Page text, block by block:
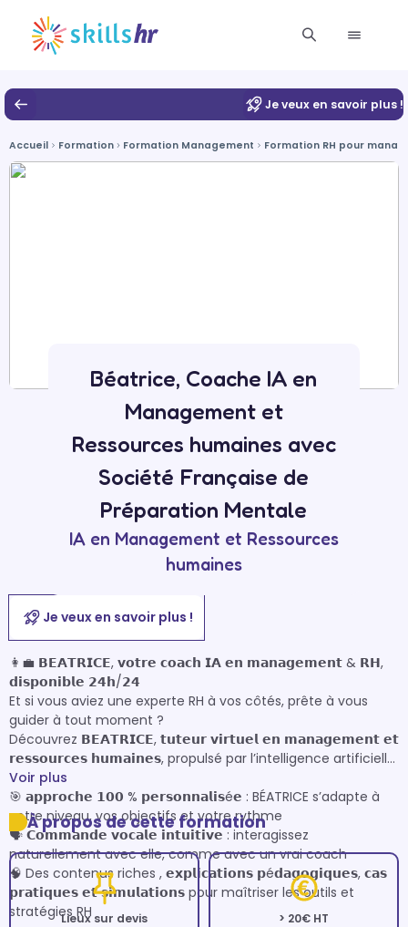
Je veux en savoir plus !
Accueil Formation Formation Management Formation RH pour
Béatrice, Coache IA en
Management et
Ressources humaines avec
Société Française de
Préparation Mentale
IA en Management et Ressources
humaines
Je veux en savoir plus !
👩‍💼 𝗕𝗘𝗔𝗧𝗥𝗜𝗖𝗘, 𝘃𝗼𝘁𝗿𝗲 𝗰𝗼𝗮𝗰𝗵 𝗜𝗔 𝗲𝗻 𝗺𝗮𝗻𝗮𝗴𝗲𝗺𝗲𝗻𝘁 & 𝗥𝗛,
𝗱𝗶𝘀𝗽𝗼𝗻𝗶𝗯𝗹𝗲 𝟮𝟰𝗵/𝟮𝟰
Et si vous aviez une experte RH à vos côtés, prête à vous
guider à tout moment ?
Découvrez 𝗕𝗘𝗔𝗧𝗥𝗜𝗖𝗘, 𝘁𝘂𝘁𝗲𝘂𝗿 𝘃𝗶𝗿𝘁𝘂𝗲𝗹 𝗲𝗻 𝗺𝗮𝗻𝗮𝗴𝗲𝗺𝗲𝗻𝘁 𝗲𝘁
𝗿𝗲𝘀𝘀𝗼𝘂𝗿𝗰𝗲𝘀 𝗵𝘂𝗺𝗮𝗶𝗻𝗲𝘀, propulsé par l’intelligence artificielle.
🎯 𝗮𝗽𝗽𝗿𝗼𝗰𝗵𝗲 𝟭𝟬𝟬 % 𝗽𝗲𝗿𝘀𝗼𝗻𝗻𝗮𝗹𝗶𝘀é𝗲 : BÉATRICE s’adapte à
votre niveau, vos objectifs et votre rythme
🗣 𝗖𝗼𝗺𝗺𝗮𝗻𝗱𝗲 𝘃𝗼𝗰𝗮𝗹𝗲 𝗶𝗻𝘁𝘂𝗶𝘁𝗶𝘃𝗲 : interagissez
naturellement avec elle, comme avec un vrai coach
🧠 Des contenus riches , 𝗲𝘅𝗽𝗹𝗶𝗰𝗮𝘁𝗶𝗼𝗻𝘀 𝗽é𝗱𝗮𝗴𝗼𝗴𝗶𝗾𝘂𝗲𝘀, 𝗰𝗮𝘀
𝗽𝗿𝗮𝘁𝗶𝗾𝘂𝗲𝘀 𝗲𝘁 𝘀𝗶𝗺𝘂𝗹𝗮𝘁𝗶𝗼𝗻𝘀 pour maîtriser les outils et
stratégies RH
Voir plus
À propos de cette formation
Lieux sur devis > 20€ HT